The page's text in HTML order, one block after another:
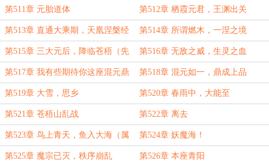
第511章 元胎道体 第512章 栖霞元君，王渊出关
第513章 直通大乘期，天凰涅槃经 第514章 所谓燃木，一涅之境
第515章 三大元后，降临苍梧（先
发后改）
第516章 无敌之威，生灵之血
第517章 我有些期待你这座混元鼎
了
第518章 混元如一，鼎成上品
第519章 大雪，思乡 第520章 春雨中，大能至
第521章 苍梧山乱战 第522章 离去
第523章 鸟上青天，鱼入大海（属
性盘点，酌情订阅）
第524章 妖魔海！
第525章 魔宗已灭，秩序崩乱 第526章 本座青阳